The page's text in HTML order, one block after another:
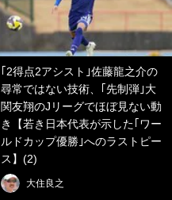
｢2得点2アシスト｣佐藤龍之介の
尋常ではない技術、｢先制弾｣大
関友翔のJリーグでほぼ見ない動
き【若き日本代表が示した｢ワー
ルドカップ優勝｣へのラストピー
ス】(2)
大住良之